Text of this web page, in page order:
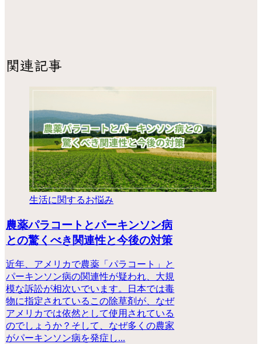
関連記事
生活に関するお悩み
農薬パラコートとパーキンソン病
との驚くべき関連性と今後の対策
近年、アメリカで農薬「パラコート」と
パーキンソン病の関連性が疑われ、大規
模な訴訟が相次いでいます。日本では毒
物に指定されているこの除草剤が、なぜ
アメリカでは依然として使用されている
のでしょうか？そして、なぜ多くの農家
がパーキンソン病を発症し...